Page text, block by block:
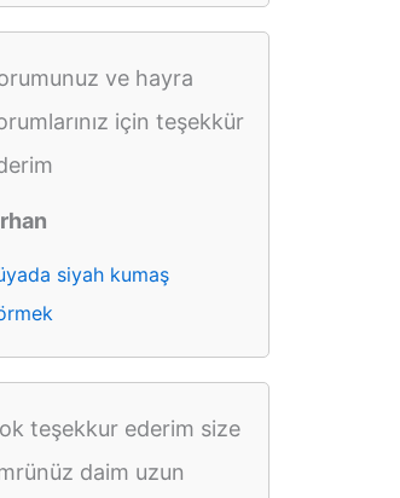
ve hayra
için teşekkür
siyah kumaş
teşekkur ederim size
daim uzun